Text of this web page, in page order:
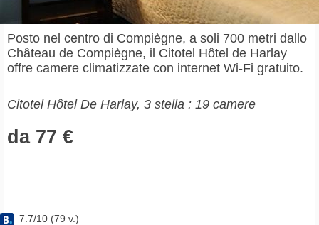
Posto nel centro di Compiègne, a soli 700 metri dallo
Château de Compiègne, il Citotel Hôtel de Harlay
offre camere climatizzate con internet Wi-Fi gratuito.
Citotel Hôtel De Harlay, 3 stella : 19 camere
da 77 €
7.7/10 (79 v.)